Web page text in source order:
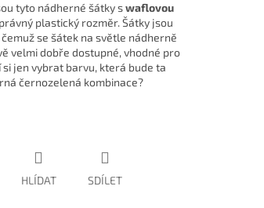
tyto nádherné šátky swaflovou
plastický rozměr. Šátky jsou
se šátek na světle nádherně
velmi dobře dostupné, vhodné pro
si jen vybrat barvu, která bude ta
černozelená kombinace?
HLÍDAT SDÍLET